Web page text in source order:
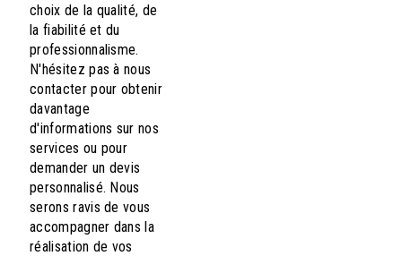
choix de la qualité, de
la fiabilité et du
professionnalisme.
N'hésitez pas à nous
contacter pour obtenir
davantage
d'informations sur nos
services ou pour
demander un devis
personnalisé. Nous
serons ravis de vous
accompagner dans la
réalisation de vos